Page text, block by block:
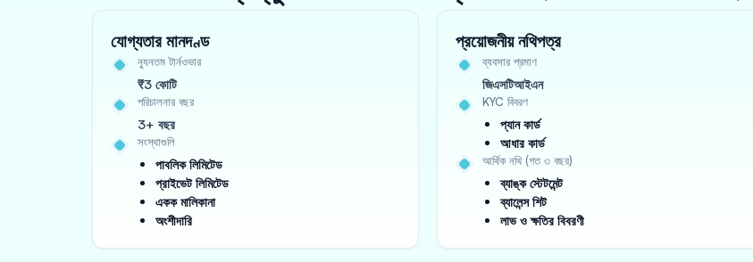
যোগ্যতার মানদণ্ড
ন্যূনতম টার্নওভার
₹3 কোটি
পরিচালনার বছর
3+ বছর
সংস্থাগুলি
পাবলিক লিমিটেড
প্রাইভেট লিমিটেড
একক মালিকানা
অংশীদারি
প্রয়োজনীয় নথিপত্র
ব্যবসার প্রমাণ
জিএসটিআইএন
KYC বিবরণ
প্যান কার্ড
আধার কার্ড
আর্থিক নথি (গত ৩ বছর)
ব্যাঙ্ক স্টেটমেন্ট
ব্যালেন্স শিট
লাভ ও ক্ষতির বিবরণী